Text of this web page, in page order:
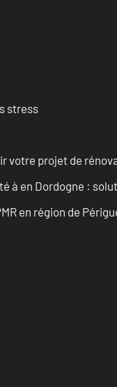
stress
votre projet de
à en Dordogne :
en région de